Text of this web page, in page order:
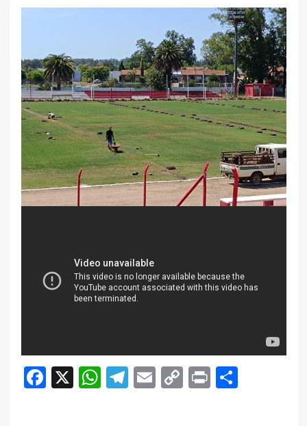
Facebook
X WhatsApp
Telegram
EmailCopy
Print